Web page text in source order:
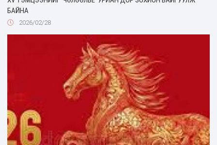
БАЙНА
2026/02/28